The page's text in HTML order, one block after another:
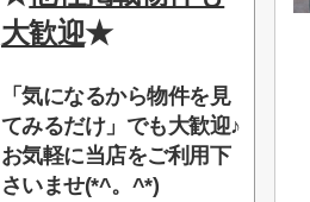
大歓迎★
「気になるから物件を見
てみるだけ」でも大歓迎♪
お気軽に当店をご利用下
さいませ(*^。^*)